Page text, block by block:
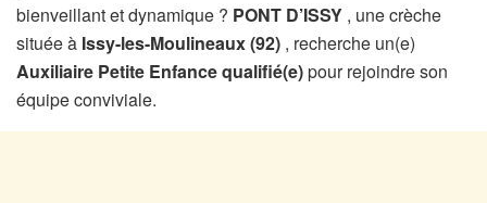
bienveillant et dynamique ? PONT D’ISSY , une crèche
située à Issy-les-Moulineaux (92) , recherche un(e)
Auxiliaire Petite Enfance qualifié(e)pour rejoindre son
équipe conviviale.